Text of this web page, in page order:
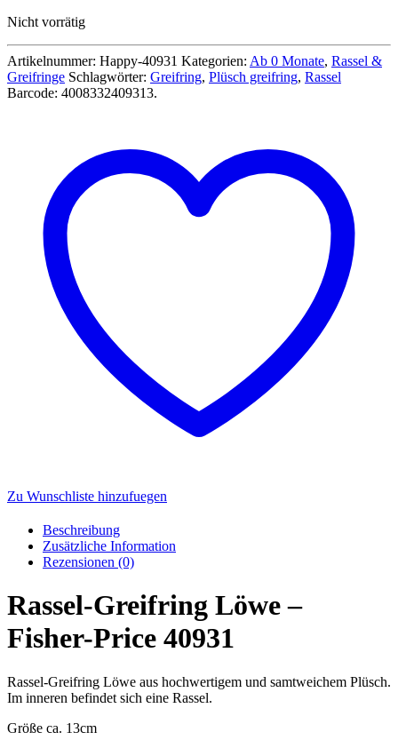
war:
Nicht vorrätig
Artikelnummer: Happy-40931 Kategorien: Ab 0 Monate, Rassel &
Greifringe Schlagwörter: Greifring, Plüsch greifring, Rassel
Barcode: 4008332409313.
Zu Wunschliste hinzufuegen
Beschreibung
Zusätzliche Information
Rezensionen (0)
Rassel-Greifring Löwe –
Fisher-Price 40931
Rassel-Greifring Löwe aus hochwertigem und samtweichem Plüsch.
Im inneren befindet sich eine Rassel.
Größe ca. 13cm